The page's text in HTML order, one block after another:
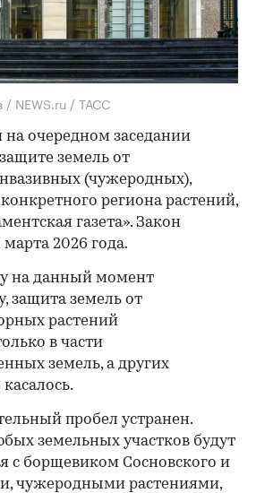
/ NEWS.ru / ТАСС
очередном заседании
земель от
(чужеродных),
региона растений,
газета». Закон
марта 2026 года.
на данный момент
защита земель от
растений
в части
земель, а других
пробел устранен.
земельных участков будут
с борщевиком Сосновского и
чужеродными растениями,